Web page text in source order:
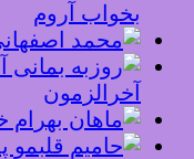
بخواب آروم
آخرالزمون